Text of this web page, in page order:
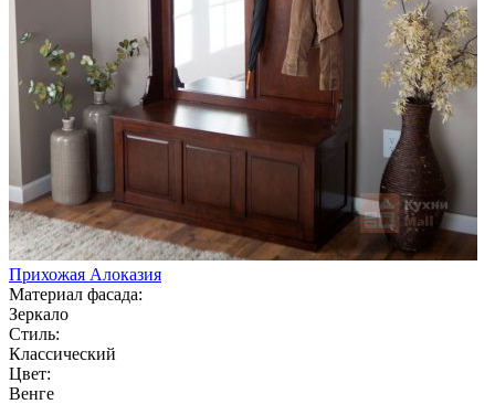
Прихожая Алоказия
Материал фасада:
Зеркало
Стиль:
Классический
Цвет:
Венге